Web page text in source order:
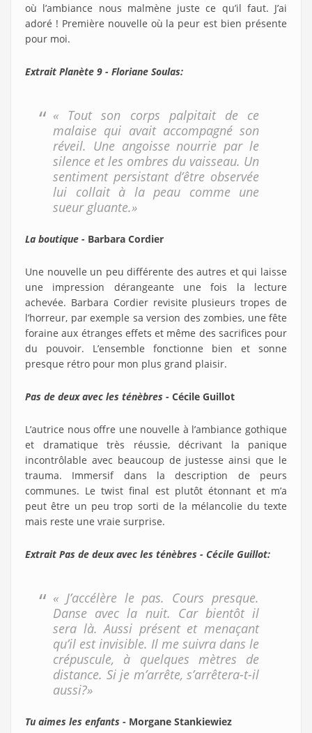
où l’ambiance nous malmène juste ce qu’il faut. J’ai
adoré ! Première nouvelle où la peur est bien présente
pour moi.
Extrait Planète 9 - Floriane Soulas:
« Tout son corps palpitait de ce
malaise qui avait accompagné son
réveil. Une angoisse nourrie par le
silence et les ombres du vaisseau. Un
sentiment persistant d’être observée
lui collait à la peau comme une
sueur gluante.»
La boutique - Barbara Cordier
Une nouvelle un peu différente des autres et qui laisse
une impression dérangeante une fois la lecture
achevée. Barbara Cordier revisite plusieurs tropes de
l’horreur, par exemple sa version des zombies, une fête
foraine aux étranges effets et même des sacrifices pour
du pouvoir. L’ensemble fonctionne bien et sonne
presque rétro pour mon plus grand plaisir.
Pas de deux avec les ténèbres - Cécile Guillot
L’autrice nous offre une nouvelle à l’ambiance gothique
et dramatique très réussie, décrivant la panique
incontrôlable avec beaucoup de justesse ainsi que le
trauma. Immersif dans la description de peurs
communes. Le twist final est plutôt étonnant et m’a
peut être un peu trop sorti de la mélancolie du texte
mais reste une vraie surprise.
Extrait Pas de deux avec les ténèbres - Cécile Guillot:
« J’accélère le pas. Cours presque.
Danse avec la nuit. Car bientôt il
sera là. Aussi présent et menaçant
qu’il est invisible. Il me suivra dans le
crépuscule, à quelques mètres de
distance. Si je m’arrête, s’arrêtera-t-il
aussi?»
Tu aimes les enfants - Morgane Stankiewiez